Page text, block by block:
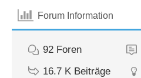
Forum Information
92 Foren
16.7 K Beiträge